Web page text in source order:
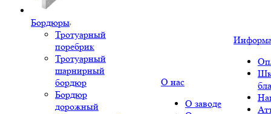
Бордюры
Тротуарный
поребрик
Тротуарный
шарнирный
бордюр
Бордюр
дорожный
О нас
О заводе